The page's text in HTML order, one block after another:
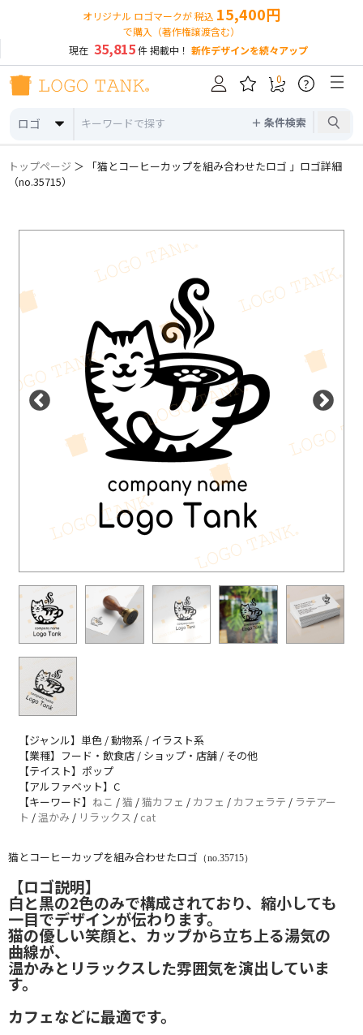
オリジナル ロゴマークが 税込 15,400円
で購入（著作権譲渡含む）
現在 35,815件 掲載中！ 新作デザインを続々アップ
ロゴ ＋ 条件検索
0 ?
トップページ ＞ 「猫とコーヒーカップを組み合わせたロゴ 」ロゴ詳細
（no.35715）
【ジャンル】単色 / 動物系 / イラスト系
【業種】フード・飲食店 / ショップ・店舗 / その他
【テイスト】ポップ
【アルファベット】C
【キーワード】 ねこ /猫 /猫カフェ / カフェ / カフェラテ / ラテアー
ト /温かみ / リラックス / cat
猫とコーヒーカップを組み合わせたロゴ （no.35715）
【ロゴ説明】
白と黒の2色のみで構成されており、縮小しても
一目でデザインが伝わります。
猫の優しい笑顔と、カップから立ち上る湯気の
曲線が、
温かみとリラックスした雰囲気を演出していま
す。
カフェなどに最適です。